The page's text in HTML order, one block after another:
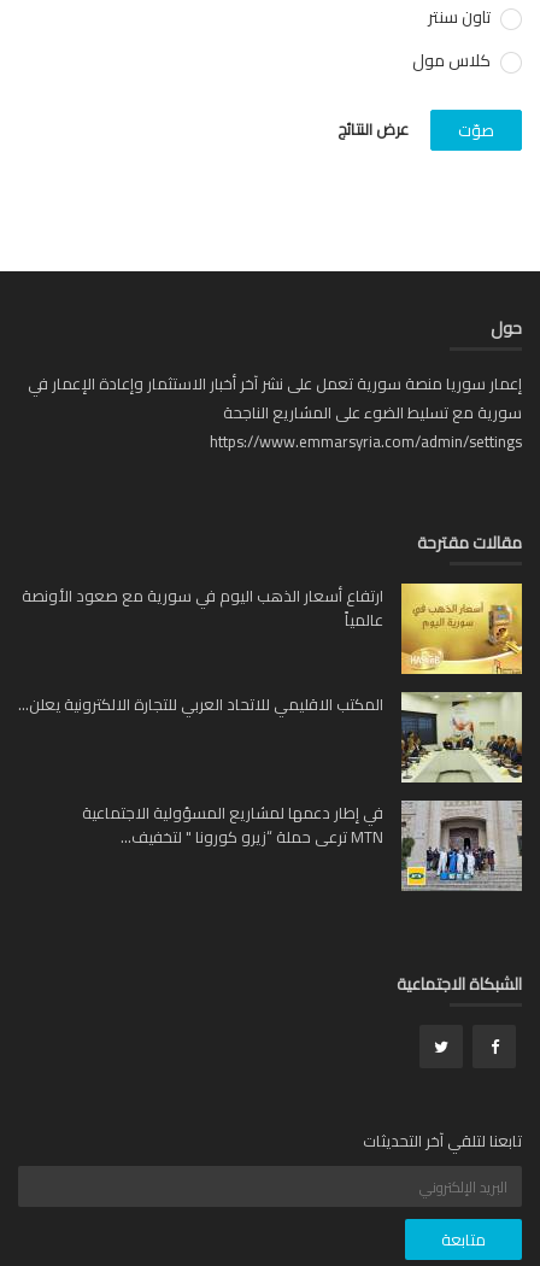
تاون سنتر
كلاس مول
عرض النتائج
سوريا منصة سورية تعمل على نشر آخر أخبار الاستثمار وإعادة الإعمار في
مع تسليط الضوء على المشاريع الناجحة
https://www.emmarsyria.com/admin/
مقترحة
ارتفاع أسعار الذهب اليوم في سورية مع صعود الأونصة
عالمياً
المكتب الاقليمي للاتحاد العربي للتجارة الالكترونية يعلن...
في إطار دعمها لمشاريع المسؤولية الاجتماعية
MTN ترعى حملة “زيرو كورونا " لتخفيف...
الاجتماعية
لتلقي آخر التحديثات